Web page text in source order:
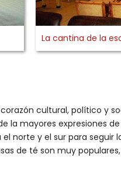
La cantina de la
cultural, político y
la mayores expresiones
norte y el sur para
de té son muy